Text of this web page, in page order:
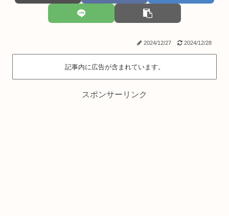
2024/12/27 2024/12/28
記事内に広告が含まれています。
スポンサーリンク